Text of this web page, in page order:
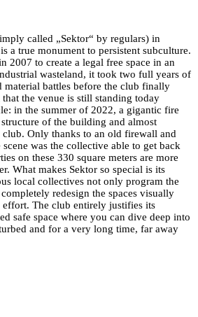
called „Sektor“ by regulars) in
a true monument to persistent subculture.
2007 to create a legal free space in an
wasteland, it took two full years of
material battles before the club finally
the venue is still standing today
in the summer of 2022, a gigantic fire
of the building and almost
Only thanks to an old firewall and
was the collective able to get back
on these 330 square meters are more
What makes Sektor so special is its
local collectives not only program the
redesign the spaces visually
The club entirely justifies its
safe space where you can dive deep into
and for a very long time, far away